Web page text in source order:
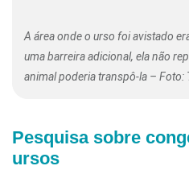
A área onde o urso foi avistado
uma barreira adicional, ela não
animal poderia transpô-la – Foto:
Pesquisa sobre
ursos